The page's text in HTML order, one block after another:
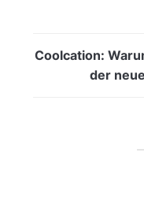
Coolcation:
der